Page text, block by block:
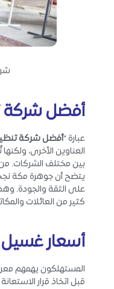
أفضل شركة
عبارة “أفضل شركة
العناوين الأخرى،
بين مختلف الشركات. من
يتضح أن جوهرة مكة
على الثقة والجودة.
كثير من العائلات
أسعار
المستهلكون يهمهم
قبل اتخاذ قرار